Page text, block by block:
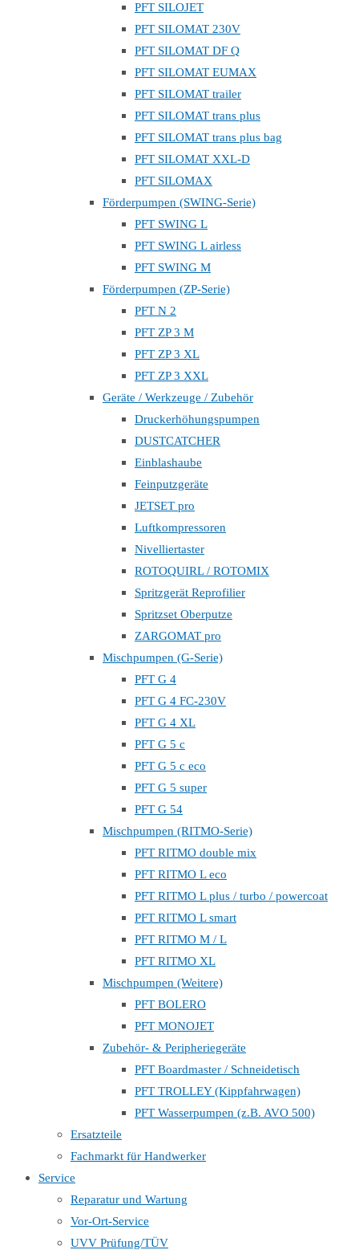
PFT SILOJET
PFT SILOMAT 230V
PFT SILOMAT DF Q
PFT SILOMAT EUMAX
PFT SILOMAT trailer
PFT SILOMAT trans plus
PFT SILOMAT trans plus bag
PFT SILOMAT XXL-D
PFT SILOMAX
Förderpumpen (SWING-Serie)
PFT SWING L
PFT SWING L airless
PFT SWING M
Förderpumpen (ZP-Serie)
PFT N 2
PFT ZP 3 M
PFT ZP 3 XL
PFT ZP 3 XXL
Geräte / Werkzeuge / Zubehör
Druckerhöhungspumpen
DUSTCATCHER
Einblashaube
Feinputzgeräte
JETSET pro
Luftkompressoren
Nivelliertaster
ROTOQUIRL / ROTOMIX
Spritzgerät Reprofilier
Spritzset Oberputze
ZARGOMAT pro
Mischpumpen (G-Serie)
PFT G 4
PFT G 4 FC-230V
PFT G 4 XL
PFT G 5 c
PFT G 5 c eco
PFT G 5 super
PFT G 54
Mischpumpen (RITMO-Serie)
PFT RITMO double mix
PFT RITMO L eco
PFT RITMO L plus / turbo / powercoat
PFT RITMO L smart
PFT RITMO M / L
PFT RITMO XL
Mischpumpen (Weitere)
PFT BOLERO
PFT MONOJET
Zubehör- & Peripheriegeräte
PFT Boardmaster / Schneidetisch
PFT TROLLEY (Kippfahrwagen)
PFT Wasserpumpen (z.B. AVO 500)
Ersatzteile
Fachmarkt für Handwerker
Service
Reparatur und Wartung
Vor-Ort-Service
UVV Prüfung/TÜV